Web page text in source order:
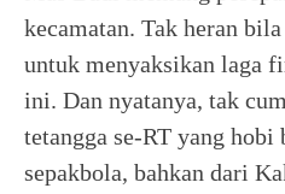
kecamatan. Tak heran
untuk menyaksikan laga
ini. Dan nyatanya, tak
tetangga se-RT yang hobi
sepakbola, bahkan dari